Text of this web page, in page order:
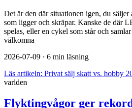
Det är den där situationen igen, du
som ligger och skräpar. Kanske de där
spelas, eller en cykel som står och
välkomna
2026-07-09 · 6 min läsning
Läs artikeln: Privat sälj skatt vs. hobby
varlden
Flyktingvågor ger